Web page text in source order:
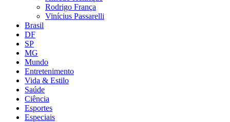
Rodrigo França
Vinícius Passarelli
Brasil
DF
SP
MG
Mundo
Entretenimento
Vida & Estilo
Saúde
Ciência
Esportes
Especiais